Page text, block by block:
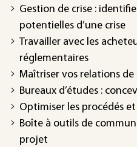
Gestion de crise :
potentielles d’une crise
Travailler avec les
réglementaires
Maîtriser vos relations
Bureaux d’études :
Optimiser les procédés
Boîte à outils de
projet